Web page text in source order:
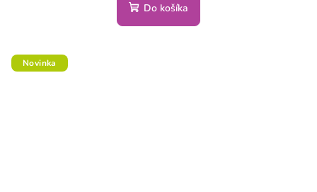
Do košíka
Novinka